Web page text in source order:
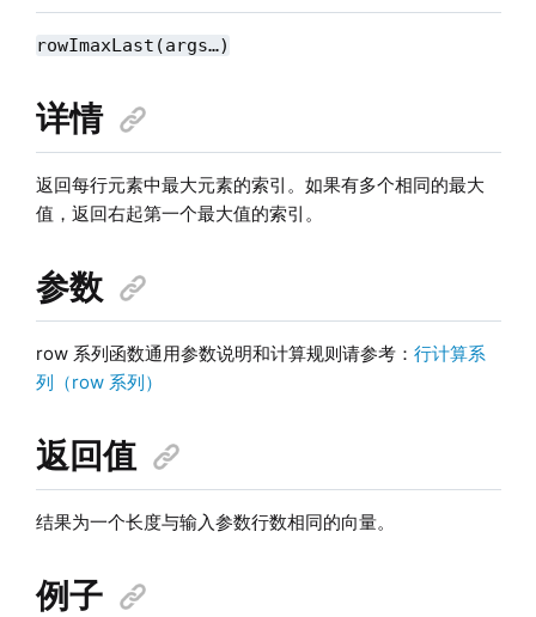
rowImaxLast(args…)
详情
返回每行元素中最大元素的索引。如果有多个相同的最大
值，返回右起第一个最大值的索引。
参数
row 系列函数通用参数说明和计算规则请参考： 行计算系
列（row 系列）
返回值
结果为一个长度与输入参数行数相同的向量。
例子